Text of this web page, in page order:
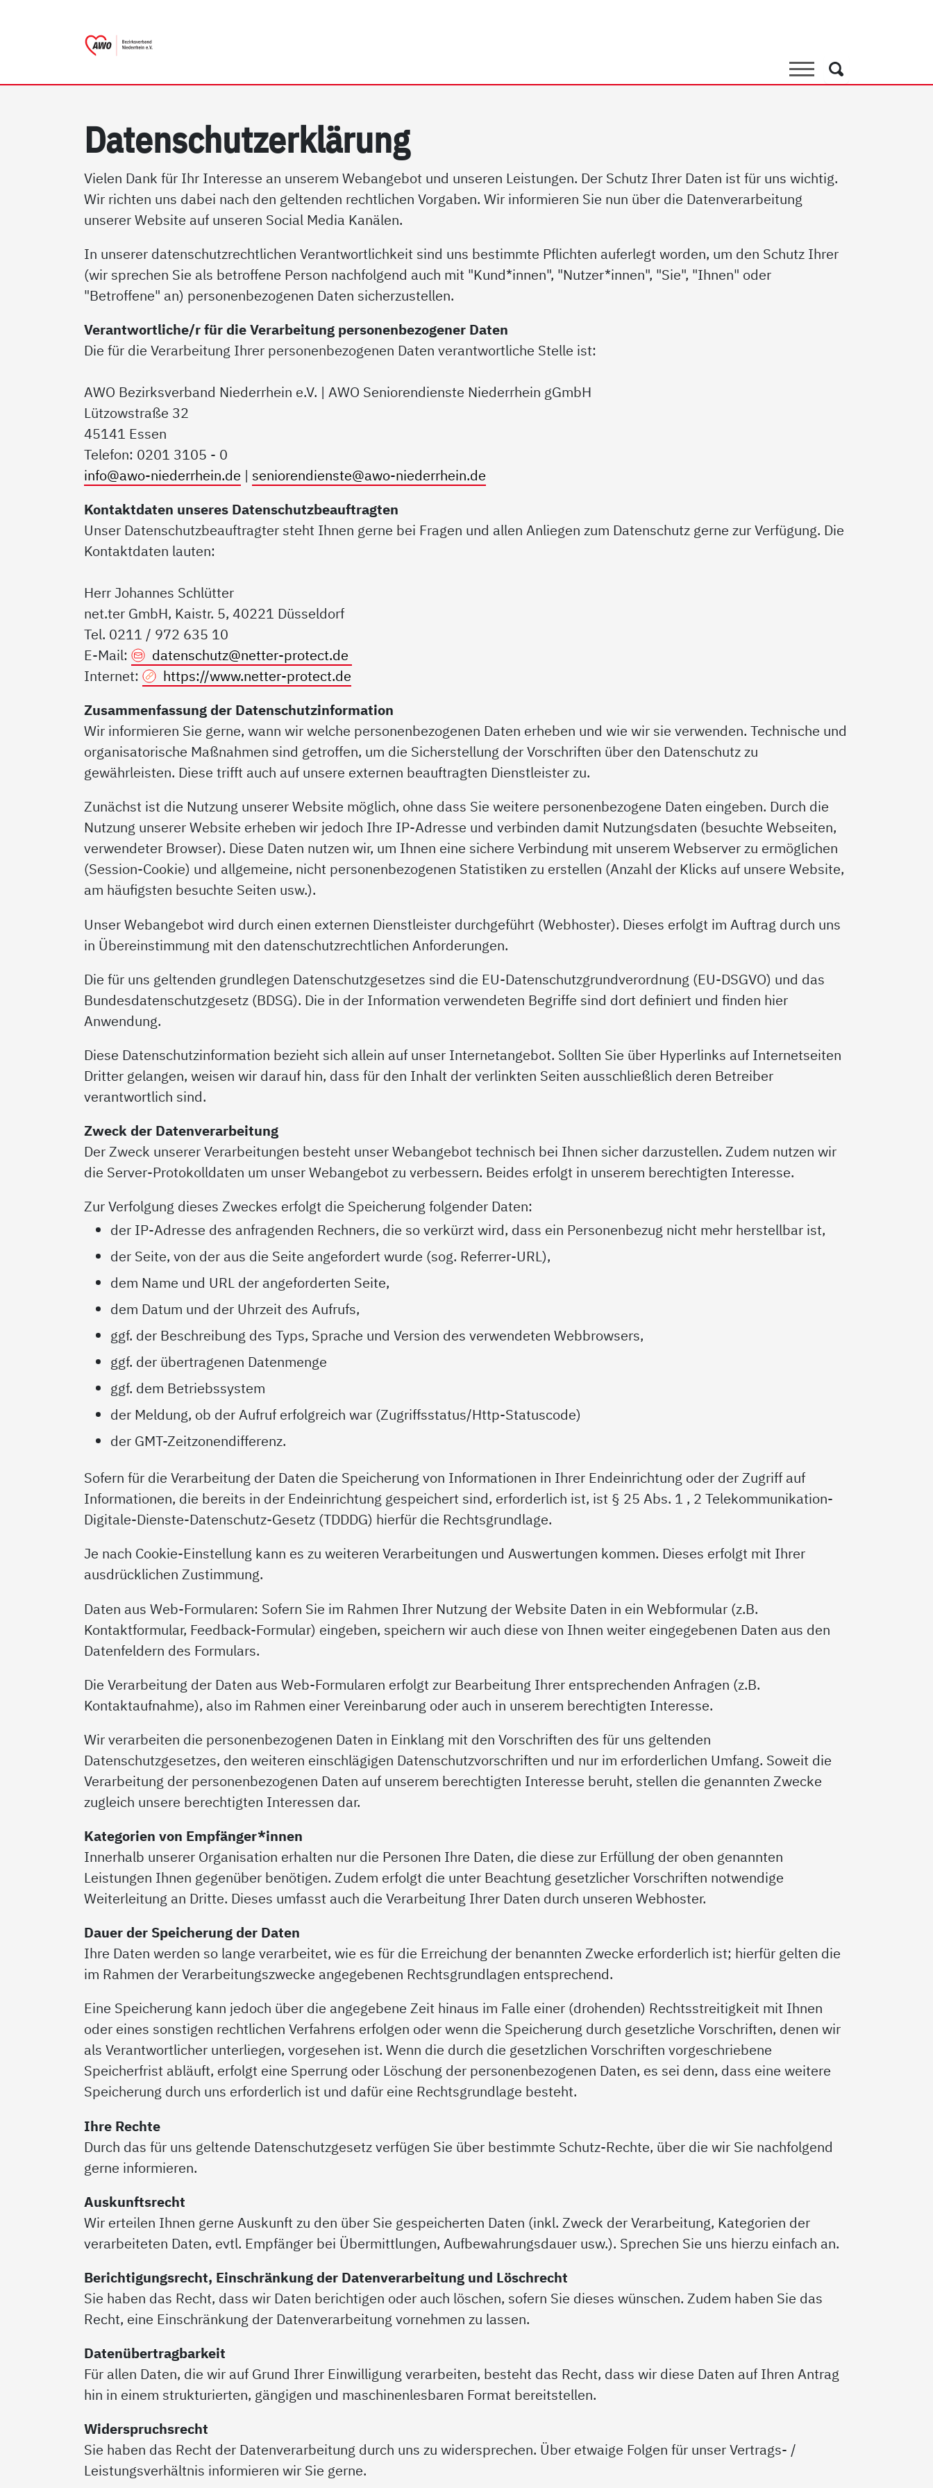
Suche
Suche
Da­ten­schutz­er­klär­ung
Vielen Dank für Ihr Interesse an unserem Webangebot und unseren Leistungen. Der Schutz Ihrer Daten ist für uns wichtig.
Wir richten uns dabei nach den geltenden rechtlichen Vorgaben. Wir informieren Sie nun über die Datenverarbeitung
unserer Website auf unseren Social Media Kanälen.
In unserer datenschutzrechtlichen Verantwortlichkeit sind uns bestimmte Pflichten auferlegt worden, um den Schutz Ihrer
(wir sprechen Sie als betroffene Person nachfolgend auch mit "Kund*innen", "Nutzer*innen", "Sie", "Ihnen" oder
"Betroffene" an) personenbezogenen Daten sicherzustellen.
Verantwortliche/r für die Verarbeitung personenbezogener Daten
Die für die Verarbeitung Ihrer personenbezogenen Daten verantwortliche Stelle ist:
AWO Bezirksverband Niederrhein e.V. | AWO Seniorendienste Niederrhein gGmbH
Lützowstraße 32
45141 Essen
Telefon: 0201 3105 - 0
info@awo-niederrhein.de | seniorendienste@awo-niederrhein.de
Kontaktdaten unseres Datenschutzbeauftragten
Unser Datenschutzbeauftragter steht Ihnen gerne bei Fragen und allen Anliegen zum Datenschutz gerne zur Verfügung. Die
Kontaktdaten lauten:
Herr Johannes Schlütter
net.ter GmbH, Kaistr. 5, 40221 Düsseldorf
Tel. 0211 / 972 635 10
E-Mail:
datenschutz@netter-protect.de
Internet:
https://www.netter-protect.de
Zusammenfassung der Datenschutzinformation
Wir informieren Sie gerne, wann wir welche personenbezogenen Daten erheben und wie wir sie verwenden. Technische und
organisatorische Maßnahmen sind getroffen, um die Sicherstellung der Vorschriften über den Datenschutz zu
gewährleisten. Diese trifft auch auf unsere externen beauftragten Dienstleister zu.
Zunächst ist die Nutzung unserer Website möglich, ohne dass Sie weitere personenbezogene Daten eingeben. Durch die
Nutzung unserer Website erheben wir jedoch Ihre IP-Adresse und verbinden damit Nutzungsdaten (besuchte Webseiten,
verwendeter Browser). Diese Daten nutzen wir, um Ihnen eine sichere Verbindung mit unserem Webserver zu ermöglichen
(Session-Cookie) und allgemeine, nicht personenbezogenen Statistiken zu erstellen (Anzahl der Klicks auf unsere Website,
am häufigsten besuchte Seiten usw.).
Unser Webangebot wird durch einen externen Dienstleister durchgeführt (Webhoster). Dieses erfolgt im Auftrag durch uns
in Übereinstimmung mit den datenschutzrechtlichen Anforderungen.
Die für uns geltenden grundlegen Datenschutzgesetzes sind die EU-Datenschutzgrundverordnung (EU-DSGVO) und das
Bundesdatenschutzgesetz (BDSG). Die in der Information verwendeten Begriffe sind dort definiert und finden hier
Anwendung.
Diese Datenschutzinformation bezieht sich allein auf unser Internetangebot. Sollten Sie über Hyperlinks auf Internetseiten
Dritter gelangen, weisen wir darauf hin, dass für den Inhalt der verlinkten Seiten ausschließlich deren Betreiber
verantwortlich sind.
Zweck der Datenverarbeitung
Der Zweck unserer Verarbeitungen besteht unser Webangebot technisch bei Ihnen sicher darzustellen. Zudem nutzen wir
die Server-Protokolldaten um unser Webangebot zu verbessern. Beides erfolgt in unserem berechtigten Interesse.
Zur Verfolgung dieses Zweckes erfolgt die Speicherung folgender Daten:
der IP-Adresse des anfragenden Rechners, die so verkürzt wird, dass ein Personenbezug nicht mehr herstellbar ist,
der Seite, von der aus die Seite angefordert wurde (sog. Referrer-URL),
dem Name und URL der angeforderten Seite,
dem Datum und der Uhrzeit des Aufrufs,
ggf. der Beschreibung des Typs, Sprache und Version des verwendeten Webbrowsers,
ggf. der übertragenen Datenmenge
ggf. dem Betriebssystem
der Meldung, ob der Aufruf erfolgreich war (Zugriffsstatus/Http-Statuscode)
der GMT-Zeitzonendifferenz.
Sofern für die Verarbeitung der Daten die Speicherung von Informationen in Ihrer Endeinrichtung oder der Zugriff auf
Informationen, die bereits in der Endeinrichtung gespeichert sind, erforderlich ist, ist § 25 Abs. 1 , 2 Telekommunikation-
Digitale-Dienste-Datenschutz-Gesetz (TDDDG) hierfür die Rechtsgrundlage.
Je nach Cookie-Einstellung kann es zu weiteren Verarbeitungen und Auswertungen kommen. Dieses erfolgt mit Ihrer
ausdrücklichen Zustimmung.
Daten aus Web-Formularen: Sofern Sie im Rahmen Ihrer Nutzung der Website Daten in ein Webformular (z.B.
Kontaktformular, Feedback-Formular) eingeben, speichern wir auch diese von Ihnen weiter eingegebenen Daten aus den
Datenfeldern des Formulars.
Die Verarbeitung der Daten aus Web-Formularen erfolgt zur Bearbeitung Ihrer entsprechenden Anfragen (z.B.
Kontaktaufnahme), also im Rahmen einer Vereinbarung oder auch in unserem berechtigten Interesse.
Wir verarbeiten die personenbezogenen Daten in Einklang mit den Vorschriften des für uns geltenden
Datenschutzgesetzes, den weiteren einschlägigen Datenschutzvorschriften und nur im erforderlichen Umfang. Soweit die
Verarbeitung der personenbezogenen Daten auf unserem berechtigten Interesse beruht, stellen die genannten Zwecke
zugleich unsere berechtigten Interessen dar.
Kategorien von Empfänger*innen
Innerhalb unserer Organisation erhalten nur die Personen Ihre Daten, die diese zur Erfüllung der oben genannten
Leistungen Ihnen gegenüber benötigen. Zudem erfolgt die unter Beachtung gesetzlicher Vorschriften notwendige
Weiterleitung an Dritte. Dieses umfasst auch die Verarbeitung Ihrer Daten durch unseren Webhoster.
Dauer der Speicherung der Daten
Ihre Daten werden so lange verarbeitet, wie es für die Erreichung der benannten Zwecke erforderlich ist; hierfür gelten die
im Rahmen der Verarbeitungszwecke angegebenen Rechtsgrundlagen entsprechend.
Eine Speicherung kann jedoch über die angegebene Zeit hinaus im Falle einer (drohenden) Rechtsstreitigkeit mit Ihnen
oder eines sonstigen rechtlichen Verfahrens erfolgen oder wenn die Speicherung durch gesetzliche Vorschriften, denen wir
als Verantwortlicher unterliegen, vorgesehen ist. Wenn die durch die gesetzlichen Vorschriften vorgeschriebene
Speicherfrist abläuft, erfolgt eine Sperrung oder Löschung der personenbezogenen Daten, es sei denn, dass eine weitere
Speicherung durch uns erforderlich ist und dafür eine Rechtsgrundlage besteht.
Ihre Rechte
Durch das für uns geltende Datenschutzgesetz verfügen Sie über bestimmte Schutz-Rechte, über die wir Sie nachfolgend
gerne informieren.
Auskunftsrecht
Wir erteilen Ihnen gerne Auskunft zu den über Sie gespeicherten Daten (inkl. Zweck der Verarbeitung, Kategorien der
verarbeiteten Daten, evtl. Empfänger bei Übermittlungen, Aufbewahrungsdauer usw.). Sprechen Sie uns hierzu einfach an.
Berichtigungsrecht, Einschränkung der Datenverarbeitung und Löschrecht
Sie haben das Recht, dass wir Daten berichtigen oder auch löschen, sofern Sie dieses wünschen. Zudem haben Sie das
Recht, eine Einschränkung der Datenverarbeitung vornehmen zu lassen.
Datenübertragbarkeit
Für allen Daten, die wir auf Grund Ihrer Einwilligung verarbeiten, besteht das Recht, dass wir diese Daten auf Ihren Antrag
hin in einem strukturierten, gängigen und maschinenlesbaren Format bereitstellen.
Widerspruchsrecht
Sie haben das Recht der Datenverarbeitung durch uns zu widersprechen. Über etwaige Folgen für unser Vertrags- /
Leistungsverhältnis informieren wir Sie gerne.